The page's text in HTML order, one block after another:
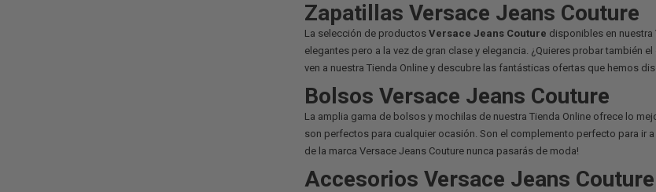
Zapatillas Versace Jeans Couture
La selección de productos Versace Jeans Couture disponibles en nuestra
elegantes pero a la vez de gran clase y elegancia. ¿Quieres probar también
ven a nuestra Tienda Online y descubre las fantásticas ofertas que hemos
Bolsos Versace Jeans Couture
La amplia gama de bolsos y mochilas de nuestra Tienda Online ofrece lo
son perfectos para cualquier ocasión. Son el complemento perfecto para ir
de la marca Versace Jeans Couture nunca pasarás de moda!
Accesorios Versace Jeans Couture